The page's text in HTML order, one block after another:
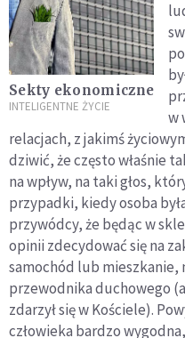
Sekty ekonomiczne
INTELIGENTNE ŻYCIE
w
relacjach, z jakimś
dziwić, że często właśnie
na wpływ, na taki głos,
przypadki, kiedy osoba
przywódcy, że będąc w
opinii zdecydować się na
samochód lub mieszkanie,
przewodnika duchowego
zdarzył się w Kościele).
człowieka bardzo